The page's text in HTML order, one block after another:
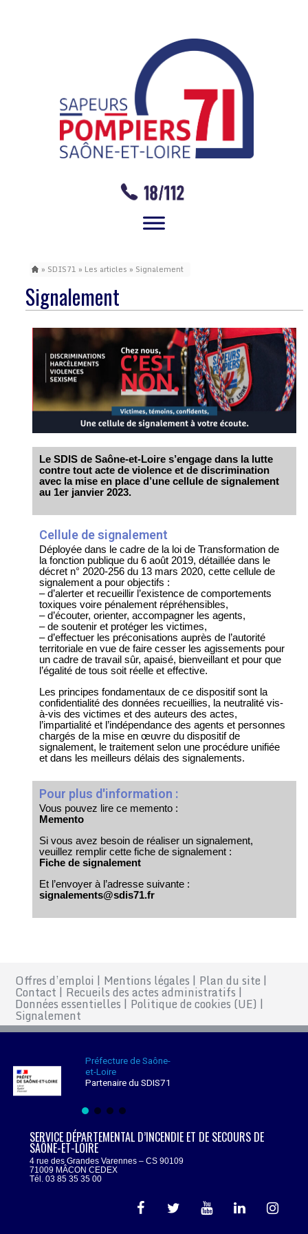
» SDIS71 » Les articles » Signalement
Signalement
Le SDIS de Saône-et-Loire s’engage dans la lutte
contre tout acte de violence et de discrimination
avec la mise en place d’une cellule de signalement
au 1er janvier 2023.
Cellule de signalement
Déployée dans le cadre de la loi de Transformation de
la fonction publique du 6 août 2019, détaillée dans le
décret n° 2020-256 du 13 mars 2020, cette cellule de
signalement a pour objectifs :
– d’alerter et recueillir l’existence de comportements
toxiques voire pénalement répréhensibles,
– d’écouter, orienter, accompagner les agents,
– de soutenir et protéger les victimes,
– d’effectuer les préconisations auprès de l’autorité
territoriale en vue de faire cesser les agissements pour
un cadre de travail sûr, apaisé, bienveillant et pour que
l’égalité de tous soit réelle et effective.
Les principes fondamentaux de ce dispositif sont la
confidentialité des données recueillies, la neutralité vis-
à-vis des victimes et des auteurs des actes,
l’impartialité et l’indépendance des agents et personnes
chargés de la mise en œuvre du dispositif de
signalement, le traitement selon une procédure unifiée
et dans les meilleurs délais des signalements.
Pour plus d'information :
Vous pouvez lire ce memento :
Memento
Si vous avez besoin de réaliser un signalement,
veuillez remplir cette fiche de signalement :
Fiche de signalement
Et l’envoyer à l’adresse suivante :
signalements@sdis71.fr
Offres d’emploi | Mentions légales | Plan du site |
Contact | Recueils des actes administratifs |
Données essentielles | Politique de cookies (UE) |
Signalement
Préfecture de Saône-
et-Loire
Partenaire du SDIS71
SERVICE DÉPARTEMENTAL D’INCENDIE ET DE SECOURS DE
SAÔNE-ET-LOIRE
4 rue des Grandes Varennes – CS 90109
71009 MÂCON CEDEX
Tél. 03 85 35 35 00